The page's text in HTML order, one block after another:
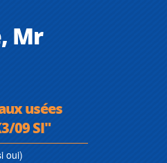
Mr
usées
09 SI"
oui)